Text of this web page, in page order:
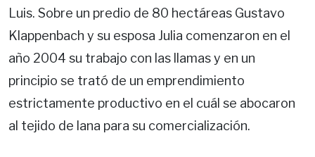
Luis. Sobre un predio de 80 hectáreas Gustavo
Klappenbach y su esposa Julia comenzaron en el
año 2004 su trabajo con las llamas y en un
principio se trató de un emprendimiento
estrictamente productivo en el cuál se abocaron
al tejido de lana para su comercialización.